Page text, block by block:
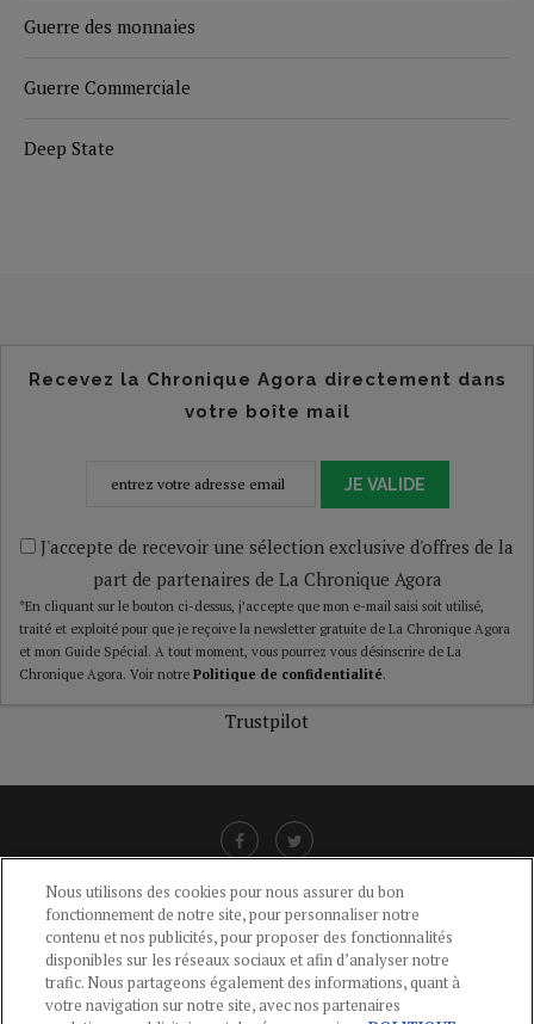
Guerre des monnaies
Guerre Commerciale
Deep State
Recevez la Chronique Agora directement dans
votre boîte mail
JE VALIDE
J'accepte de recevoir une sélection exclusive d'offres de la
part de partenaires de La Chronique Agora
*En cliquant sur le bouton ci-dessus, j’accepte que mon e-mail saisi soit utilisé,
traité et exploité pour que je reçoive la newsletter gratuite de La Chronique Agora
et mon Guide Spécial. A tout moment, vous pourrez vous désinscrire de La
Chronique Agora. Voir notre Politique de confidentialité.
Trustpilot
CGU-POLITIQUE DE CONFIDENTIALITÉ -POLITIQUE DES COOKIES
MENTIONS LÉGALES -AIDE
Nous utilisons des cookies pour nous assurer du bon
fonctionnement de notre site, pour personnaliser notre
contenu et nos publicités, pour proposer des fonctionnalités
disponibles sur les réseaux sociaux et afin d’analyser notre
trafic. Nous partageons également des informations, quant à
votre navigation sur notre site, avec nos partenaires